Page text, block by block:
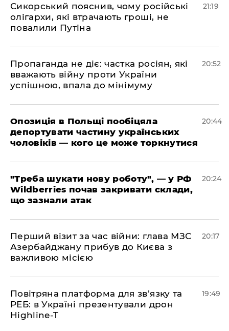
​Сикорський пояснив, чому російські
олігархи, які втрачають гроші, не
повалили Путіна
21:19
​Пропаганда не діє: частка росіян, які
вважають війну проти України
успішною, впала до мінімуму
20:52
​Опозиція в Польщі пообіцяла
депортувати частину українських
чоловіків — кого це може торкнутися
20:44
​"Треба шукати нову роботу", — у РФ
Wildberries почав закривати склади,
що зазнали атак
20:24
​Перший візит за час війни: глава МЗС
Азербайджану прибув до Києва з
важливою місією
20:17
​Повітряна платформа для зв’язку та
РЕБ: в Україні презентували дрон
Highline-T
19:49